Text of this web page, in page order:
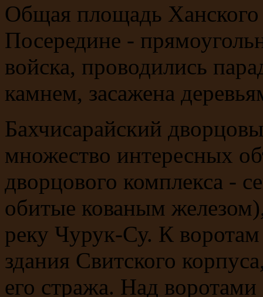
Общая площадь Ханского
Посередине -
войска, проводились
камнем, засажена
Бахчисарайский
множество интересных
дворцового комплекса -
обитые кованым
реку Чурук-Су. К
здания Свитского
его стража. Над